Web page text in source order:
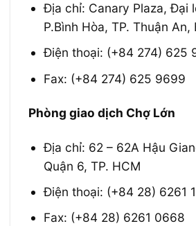
Địa chỉ: Canary Plaza, Đại
P.Bình Hòa, TP. Thuận An,
Điện thoại: (+84 274) 625
Fax: (+84 274) 625 9699
Phòng giao dịch Chợ Lớn
Địa chỉ: 62 – 62A Hậu
Quận 6, TP. HCM
Điện thoại: (+84 28) 6261
Fax: (+84 28) 6261 0668